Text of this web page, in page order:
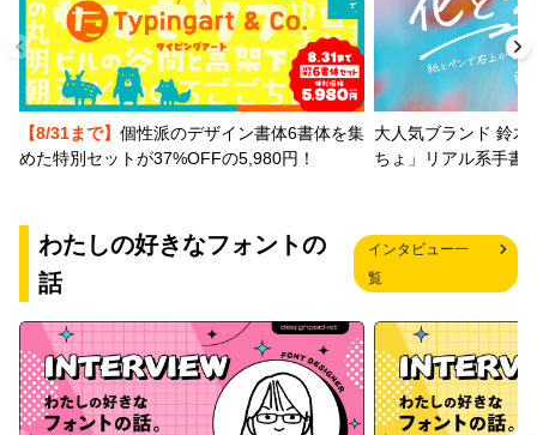
【8/31まで】 個性派のデザイン書体6書体を集
めた特別セットが37%OFFの5,980円！
大人気ブランド 鈴木
ちょ」リアル系手書
わたしの好きなフォントの
話
インタビュー一
覧